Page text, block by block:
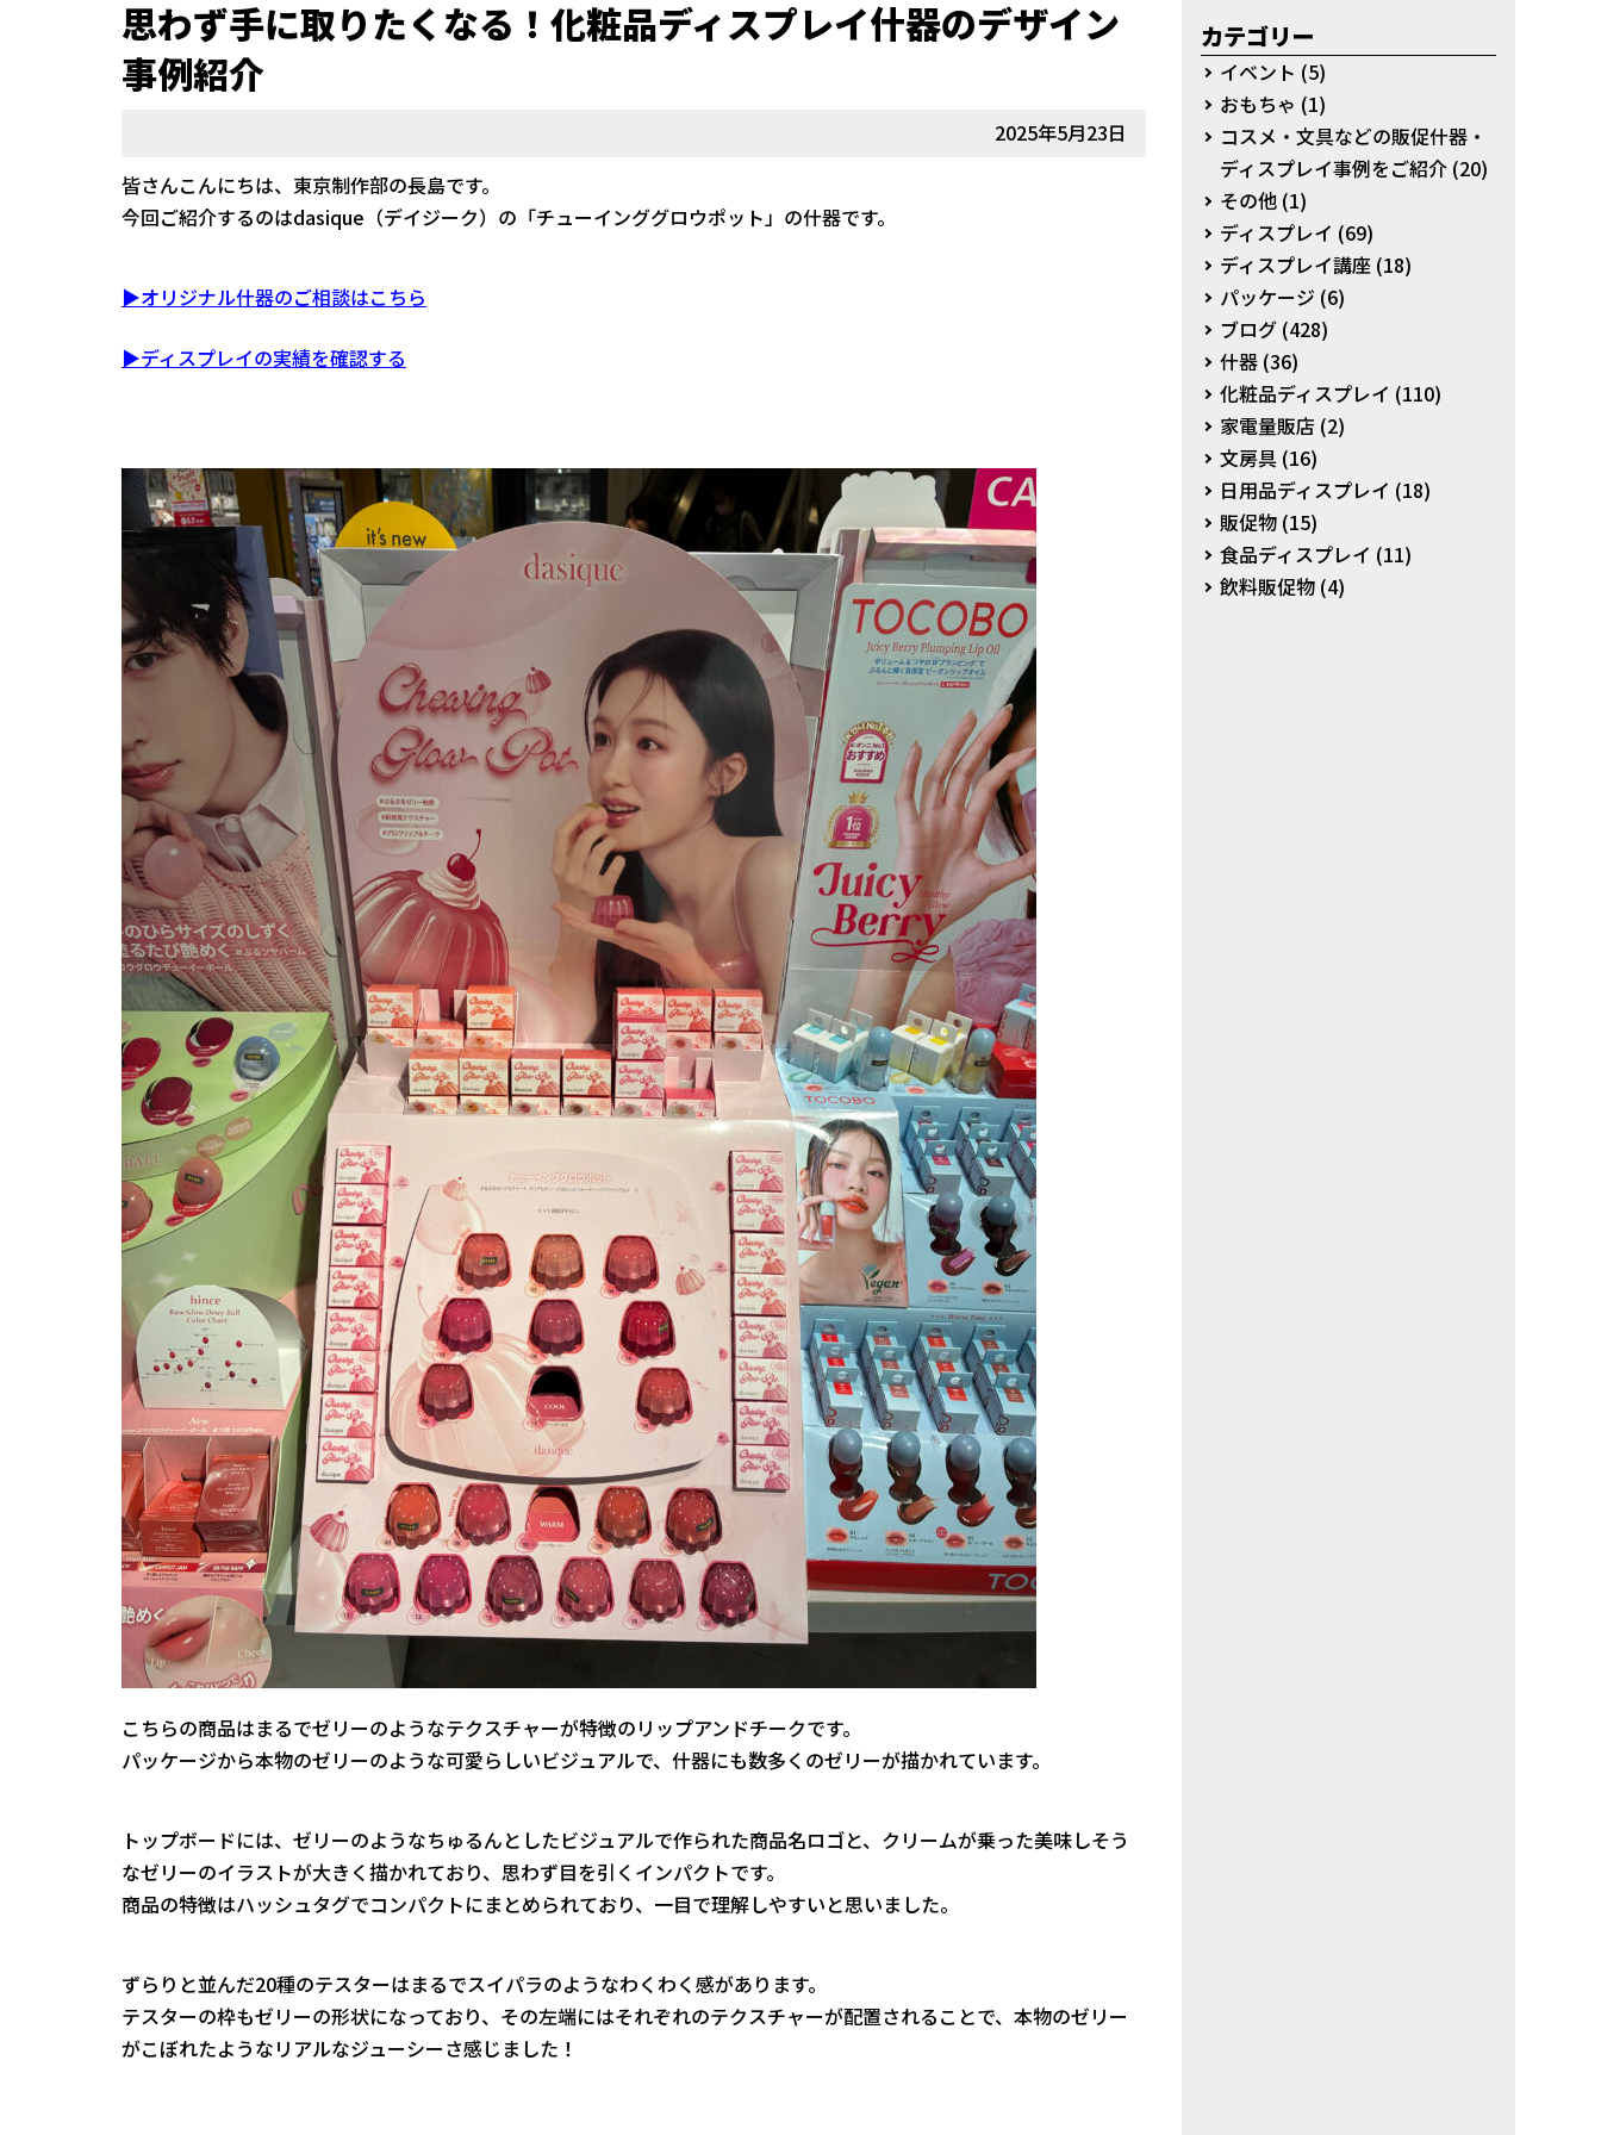
思わず手に取りたくなる！化粧品ディスプレイ什器のデザイン
事例紹介
2025年5月23日
皆さんこんにちは、東京制作部の長島です。
今回ご紹介するのはdasique（デイジーク）の「チューインググロウポット」の什器です。
▶オリジナル什器のご相談はこちら
▶ディスプレイの実績を確認する
こちらの商品はまるでゼリーのようなテクスチャーが特徴のリップアンドチークです。
パッケージから本物のゼリーのような可愛らしいビジュアルで、什器にも数多くのゼリーが描かれています。
トップボードには、ゼリーのようなちゅるんとしたビジュアルで作られた商品名ロゴと、クリームが乗った美味しそう
なゼリーのイラストが大きく描かれており、思わず目を引くインパクトです。
商品の特徴はハッシュタグでコンパクトにまとめられており、一目で理解しやすいと思いました。
ずらりと並んだ20種のテスターはまるでスイパラのようなわくわく感があります。
テスターの枠もゼリーの形状になっており、その左端にはそれぞれのテクスチャーが配置されることで、本物のゼリー
がこぼれたようなリアルなジューシーさ感じました！
カテゴリー
イベント (5)
おもちゃ (1)
コスメ・文具などの販促什器・
ディスプレイ事例をご紹介 (20)
その他 (1)
ディスプレイ (69)
ディスプレイ講座 (18)
パッケージ (6)
ブログ (428)
什器 (36)
化粧品ディスプレイ (110)
家電量販店 (2)
文房具 (16)
日用品ディスプレイ (18)
販促物 (15)
食品ディスプレイ (11)
飲料販促物 (4)